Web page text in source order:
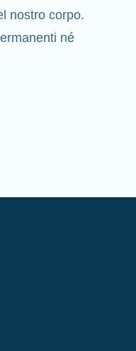
nostro corpo.
né